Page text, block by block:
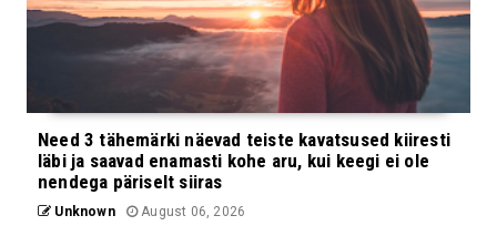
Need 3 tähemärki näevad teiste kavatsused kiiresti
läbi ja saavad enamasti kohe aru, kui keegi ei ole
nendega päriselt siiras
Unknown August 06, 2026